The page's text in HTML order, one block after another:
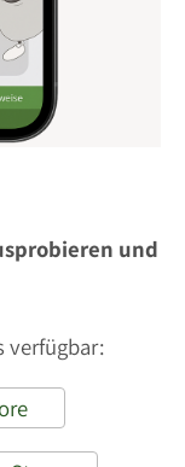
und
verfügbar: